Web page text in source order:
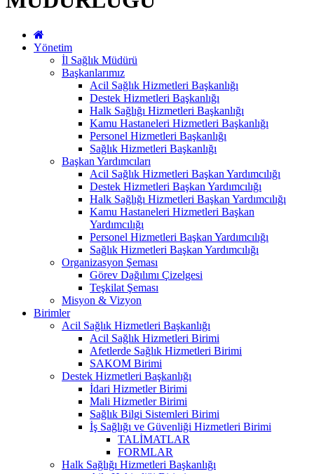
Yönetim
İl Sağlık Müdürü
Başkanlarımız
Acil Sağlık Hizmetleri Başkanlığı
Destek Hizmetleri Başkanlığı
Halk Sağlığı Hizmetleri Başkanlığı
Kamu Hastaneleri Hizmetleri Başkanlığı
Personel Hizmetleri Başkanlığı
Sağlık Hizmetleri Başkanlığı
Başkan Yardımcıları
Acil Sağlık Hizmetleri Başkan Yardımcılığı
Destek Hizmetleri Başkan Yardımcılığı
Halk Sağlığı Hizmetleri Başkan Yardımcılığı
Kamu Hastaneleri Hizmetleri Başkan
Yardımcılığı
Personel Hizmetleri Başkan Yardımcılığı
Sağlık Hizmetleri Başkan Yardımcılığı
Organizasyon Şeması
Görev Dağılımı Çizelgesi
Teşkilat Şeması
Misyon & Vizyon
Birimler
Acil Sağlık Hizmetleri Başkanlığı
Acil Sağlık Hizmetleri Birimi
Afetlerde Sağlık Hizmetleri Birimi
SAKOM Birimi
Destek Hizmetleri Başkanlığı
İdari Hizmetler Birimi
Mali Hizmetler Birimi
Sağlık Bilgi Sistemleri Birimi
İş Sağlığı ve Güvenliği Hizmetleri Birimi
TALİMATLAR
FORMLAR
Halk Sağlığı Hizmetleri Başkanlığı